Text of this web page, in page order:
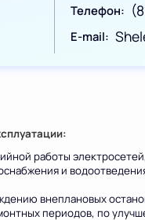
Телефон
E-mail
работы
и
внеплановых
периодов, по